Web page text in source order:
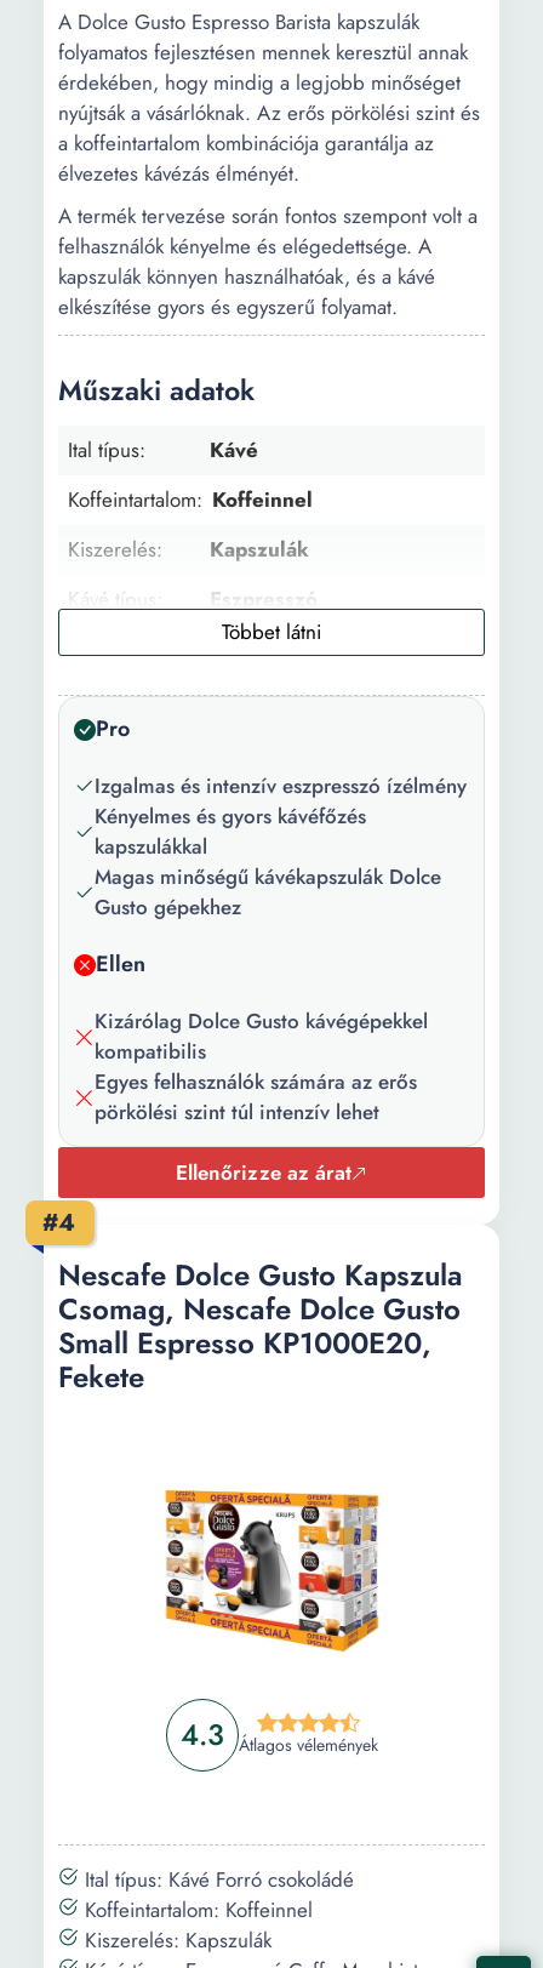
A Dolce Gusto Espresso Barista kapszulák
folyamatos fejlesztésen mennek keresztül annak
érdekében, hogy mindig a legjobb minőséget
nyújtsák a vásárlóknak. Az erős pörkölési szint és
a koffeintartalom kombinációja garantálja az
élvezetes kávézás élményét.
A termék tervezése során fontos szempont volt a
felhasználók kényelme és elégedettsége. A
kapszulák könnyen használhatóak, és a kávé
elkészítése gyors és egyszerű folyamat.
Műszaki adatok
Ital típus:
Kávé
Koffeintartalom: Koffeinnel
Kiszerelés:
Kapszulák
Kávé típus:
Eszpresszó
Pörkölési szint: Erős
Alkalmazás:
Espresso gép kapszulákkal
Kompatibilitás:
Kapszulák
száma:
48
Súly: 360 g
Pro
Izgalmas és intenzív eszpresszó ízélmény
Kényelmes és gyors kávéfőzés
kapszulákkal
Magas minőségű kávékapszulák Dolce
Gusto gépekhez
Ellen
Kizárólag Dolce Gusto kávégépekkel
kompatibilis
Egyes felhasználók számára az erős
pörkölési szint túl intenzív lehet
Ellenőrizze az árat
#4
4.3 Átlagos vélemények
Nescafe Dolce Gusto Kapszula
Csomag, Nescafe Dolce Gusto
Small Espresso KP1000E20,
Fekete
Ital típus: Kávé Forró csokoládé
Koffeintartalom: Koffeinnel
Kiszerelés: Kapszulák